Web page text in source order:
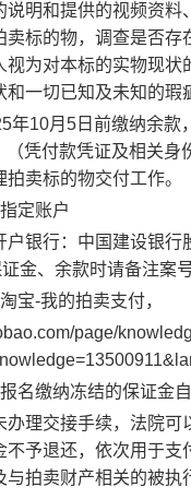
明和提供的视频资
标的物，调查是否
为对本标的实物现
和一切已知及未知的瑕
5年10月 5 日前缴纳余款
（凭付款凭证及相关
拍卖标的物交付工作。
定账户
户银行： 中国建设银行
金、余款时请备注案
宝-我的拍卖支付，
page/
名缴纳冻结的保证金
理交接手续，法院
予退还，依次用于
拍卖财产相关的被执